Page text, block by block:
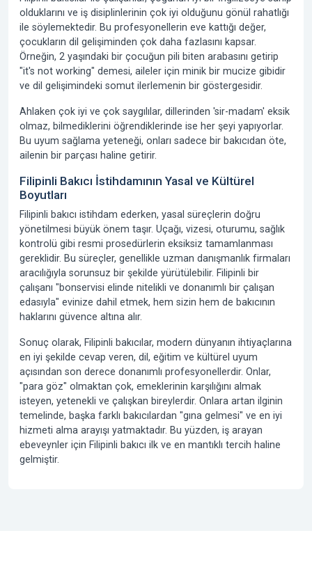
olduklarını ve iş disiplinlerinin çok iyi olduğunu gönül rahatlığı
ile söylemektedir. Bu profesyonellerin eve kattığı değer,
çocukların dil gelişiminden çok daha fazlasını kapsar.
Örneğin, 2 yaşındaki bir çocuğun pili biten arabasını getirip
"it's not working" demesi, aileler için minik bir mucize gibidir
ve dil gelişimindeki somut ilerlemenin bir göstergesidir.
Ahlaken çok iyi ve çok saygılılar, dillerinden 'sir-madam' eksik
olmaz, bilmediklerini öğrendiklerinde ise her şeyi yapıyorlar.
Bu uyum sağlama yeteneği, onları sadece bir bakıcıdan öte,
ailenin bir parçası haline getirir.
Filipinli Bakıcı İstihdamının Yasal ve Kültürel
Boyutları
Filipinli bakıcı istihdam ederken, yasal süreçlerin doğru
yönetilmesi büyük önem taşır. Uçağı, vizesi, oturumu, sağlık
kontrolü gibi resmi prosedürlerin eksiksiz tamamlanması
gereklidir. Bu süreçler, genellikle uzman danışmanlık firmaları
aracılığıyla sorunsuz bir şekilde yürütülebilir. Filipinli bir
çalışanı "bonservisi elinde nitelikli ve donanımlı bir çalışan
edasıyla" evinize dahil etmek, hem sizin hem de bakıcının
haklarını güvence altına alır.
Sonuç olarak, Filipinli bakıcılar, modern dünyanın ihtiyaçlarına
en iyi şekilde cevap veren, dil, eğitim ve kültürel uyum
açısından son derece donanımlı profesyonellerdir. Onlar,
"para göz" olmaktan çok, emeklerinin karşılığını almak
isteyen, yetenekli ve çalışkan bireylerdir. Onlara artan ilginin
temelinde, başka farklı bakıcılardan "gına gelmesi" ve en iyi
hizmeti alma arayışı yatmaktadır. Bu yüzden, iş arayan
ebeveynler için Filipinli bakıcı ilk ve en mantıklı tercih haline
gelmiştir.